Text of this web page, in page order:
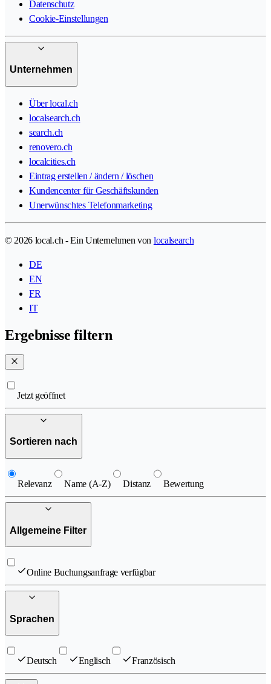
Datenschutz
Cookie-Einstellungen
Unternehmen
Über local.ch
localsearch.ch
search.ch
renovero.ch
localcities.ch
Eintrag erstellen / ändern / löschen
Kundencenter für Geschäftskunden
Unerwünschtes Telefonmarketing
© 2026 local.ch - Ein Unternehmen von localsearch
DE
EN
FR
IT
Ergebnisse filtern
Jetzt geöffnet
Sortieren nach
Relevanz Name (A-Z) Distanz Bewertung
Allgemeine Filter
Online Buchungsanfrage verfügbar
Sprachen
Deutsch Englisch Französisch